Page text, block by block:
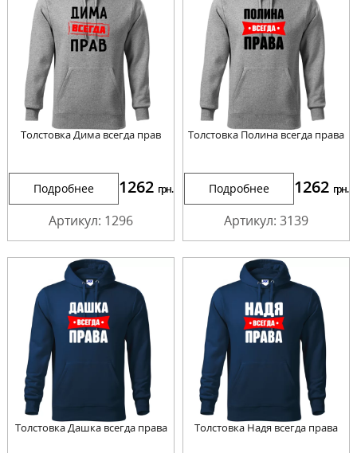
Толстовка Дима всегда прав
Подробнее 1262 грн.
Артикул: 1296
Толстовка Полина всегда права
Подробнее 1262 грн.
Артикул: 3139
Толстовка Дашка всегда права Толстовка Надя всегда права